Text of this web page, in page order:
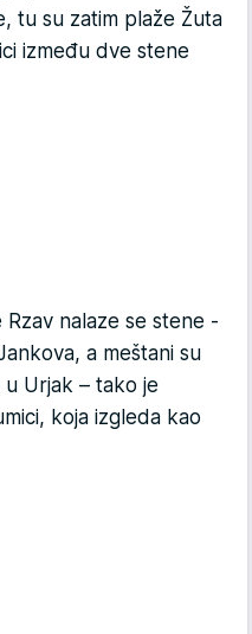
tu su zatim plaže Žuta
između dve stene
nalaze se stene -
a meštani su
Urjak – tako je
koja izgleda kao